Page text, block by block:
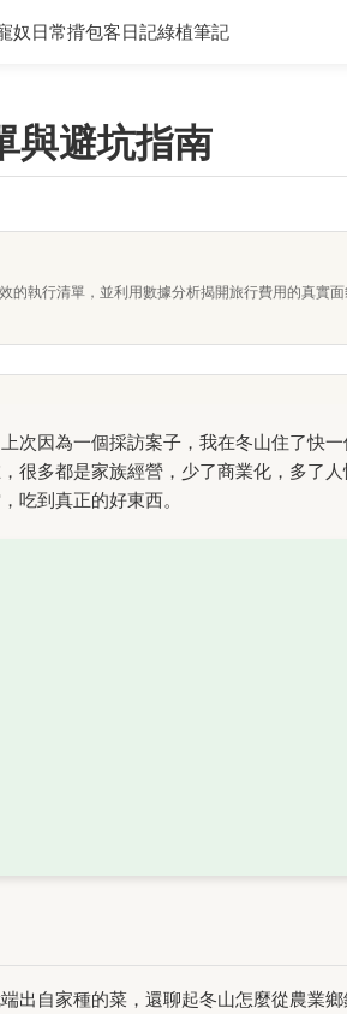
奴日常揹包客日記綠植筆記
與避坑指南
執行清單，並利用數據分析揭開旅行費用的真實
次因為一個採訪案子，我在冬山住了快
很多都是家族經營，少了商業化，多了
吃到真正的好東西。
出自家種的菜，還聊起冬山怎麼從農業